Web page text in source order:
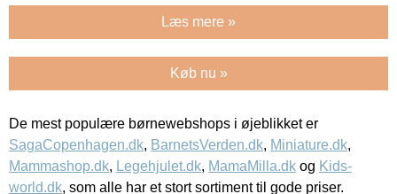
Læs mere »
Køb nu »
De mest populære børnewebshops i øjeblikket er
SagaCopenhagen.dk, BarnetsVerden.dk, Miniature.dk,
Mammashop.dk, Legehjulet.dk, MamaMilla.dk og Kids-
world.dk, som alle har et stort sortiment til gode priser.